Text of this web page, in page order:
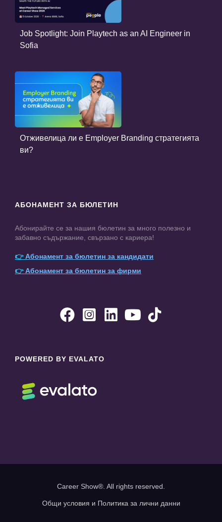
Job Spotlight: Join Playtech as an AI Engineer in
Sofia
Отживелица ли е Employer Branding стратегията
ви?
АБОНАМЕНТ ЗА БЮЛЕТИН
Абонирайте се за нашия бюлетин за много полезно и
забавно съдържание, свързано с кариера!
👉Абонамент за бюлетин за кандидати
👉Абонамент за бюлетин за фирми
    
POWERED BY EVALATO
Career Show®. All rights reserved.
Общи условия и Политика за лични данни